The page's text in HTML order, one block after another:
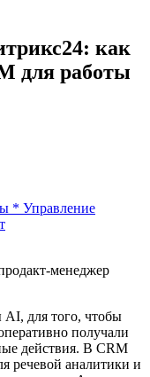
как
для работы
* Управление
менеджер
для того, чтобы
получали
действия. В CRM
речевой аналитики и